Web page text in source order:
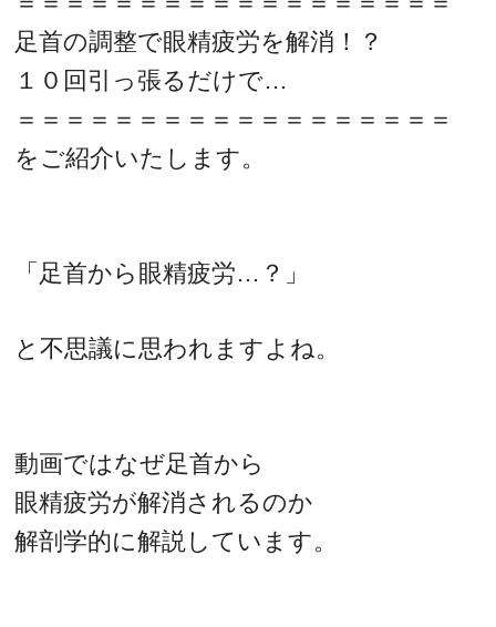
足首の調整で眼精疲労を解消！？
１０回引っ張るだけで…
＝＝＝＝＝＝＝＝＝＝＝＝＝＝＝＝＝＝
をご紹介いたします。
「足首から眼精疲労…？」
と不思議に思われますよね。
動画ではなぜ足首から
眼精疲労が解消されるのか
解剖学的に解説しています。